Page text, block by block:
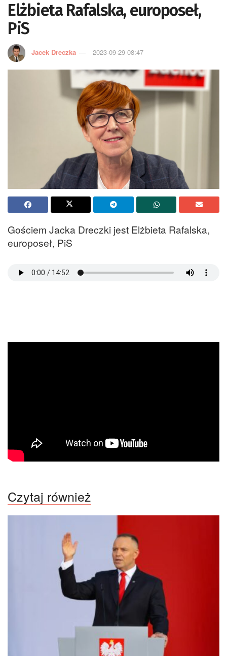
Elżbieta Rafalska, europoseł,
PiS
Jacek Dreczka 2023-09-29 08:47
Gościem Jacka Dreczki jest Elżbieta Rafalska,
europoseł, PiS
Czytaj również